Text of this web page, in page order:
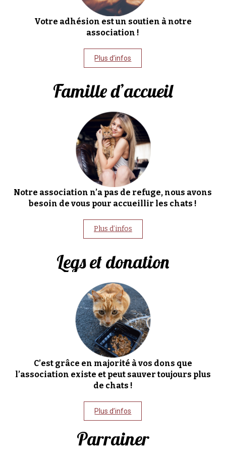
Votre adhésion est un soutien à notre
association !
Plus d’infos
Famille d’accueil
Notre association n’a pas de refuge, nous avons
besoin de vous pour accueillir les chats !
Plus d’infos
Legs et donation
C’est grâce en majorité à vos dons que
l’association existe et peut sauver toujours plus
de chats !
Plus d’infos
Parrainer